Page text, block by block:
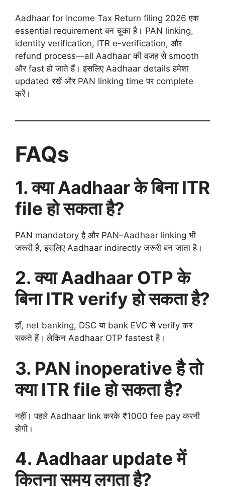
Aadhaar for Income Tax Return filing 2026 एक
essential requirement बन चुका है। PAN linking,
identity verification, ITR e-verification, और
refund process—all Aadhaar की वजह से smooth
और fast हो जाते हैं। इसलिए Aadhaar details हमेशा
updated रखें और PAN linking time पर complete
करें।
FAQs
1. क्या Aadhaar के बिना ITR
file हो सकता है?
PAN mandatory है और PAN–Aadhaar linking भी
जरूरी है, इसलिए Aadhaar indirectly जरूरी बन जाता है।
2. क्या Aadhaar OTP के
बिना ITR verify हो सकता है?
हाँ, net banking, DSC या bank EVC से verify कर
सकते हैं। लेकिन Aadhaar OTP fastest है।
3. PAN inoperative है तो
क्या ITR file हो सकता है?
नहीं। पहले Aadhaar link करके ₹1000 fee pay करनी
होगी।
4. Aadhaar update में
कितना समय लगता है?